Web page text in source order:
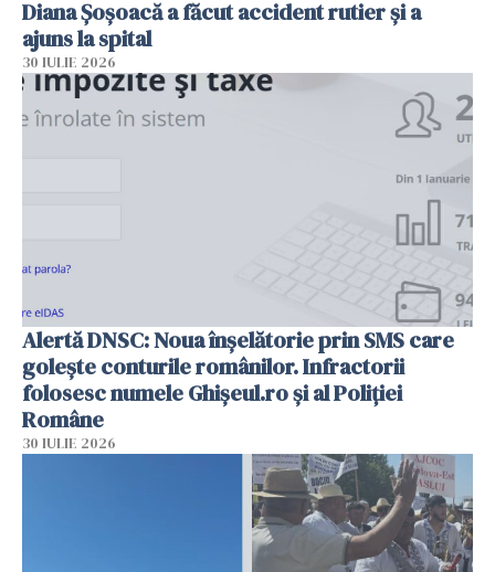
Diana Șoșoacă a făcut accident rutier și a
ajuns la spital
30 IULIE 2026
Alertă DNSC: Noua înșelătorie prin SMS care
golește conturile românilor. Infractorii
folosesc numele Ghișeul.ro și al Poliției
Române
30 IULIE 2026